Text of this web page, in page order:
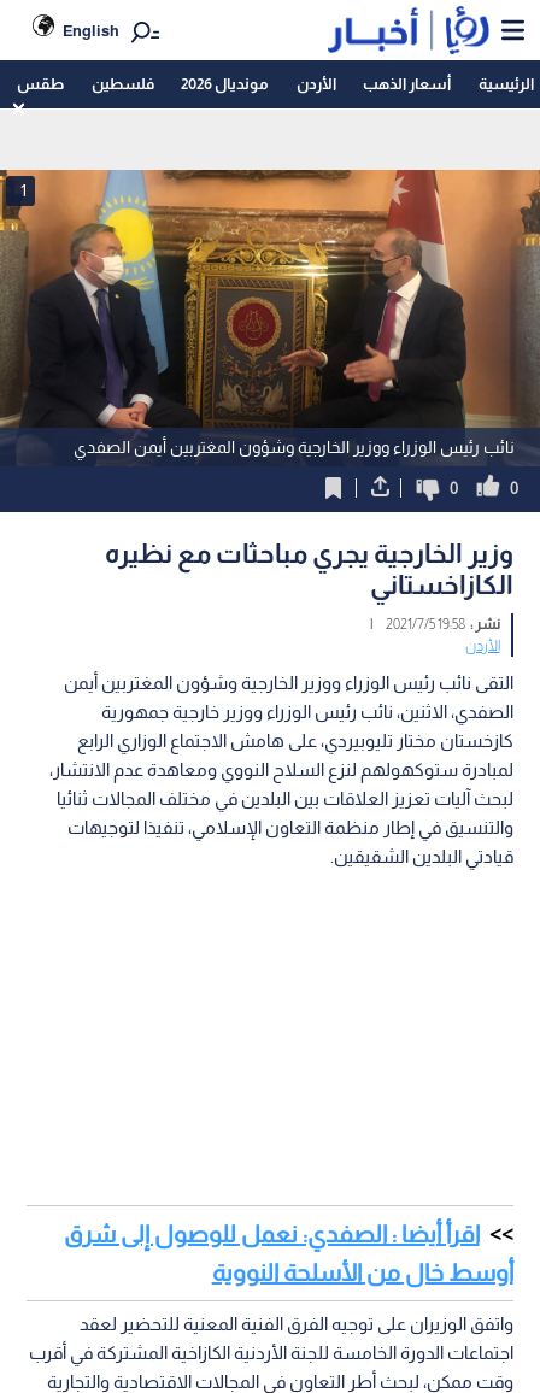
English
الرئيسية أسعار الذهب الأردن مونديال 2026 فلسطين طقس
نائب رئيس الوزراء ووزير الخارجية وشؤون المغتربين أيمن الصفدي
1
0
0
وزير الخارجية يجري مباحثات مع نظيره
الكازاخستاني
نشر :19:58 2021/7/5
|
الأردن
التقى نائب رئيس الوزراء ووزير الخارجية وشؤون المغتربين أيمن
الصفدي، الاثنين، نائب رئيس الوزراء ووزير خارجية جمهورية
كازخستان مختار تليوبيردي، على هامش الاجتماع الوزاري الرابع
لمبادرة ستوكهولهم لنزع السلاح النووي ومعاهدة عدم الانتشار،
لبحث آليات تعزيز العلاقات بين البلدين في مختلف المجالات ثنائيا
والتنسيق في إطار منظمة التعاون الإسلامي، تنفيذا لتوجيهات
قيادتي البلدين الشقيقين.
اقرأ أيضا : الصفدي: نعمل للوصول إلى شرق
أوسط خال من الأسلحة النووية
واتفق الوزيران على توجيه الفرق الفنية المعنية للتحضير لعقد
اجتماعات الدورة الخامسة للجنة الأردنية الكازاخية المشتركة في أقرب
وقت ممكن، لبحث أطر التعاون في المجالات الاقتصادية والتجارية